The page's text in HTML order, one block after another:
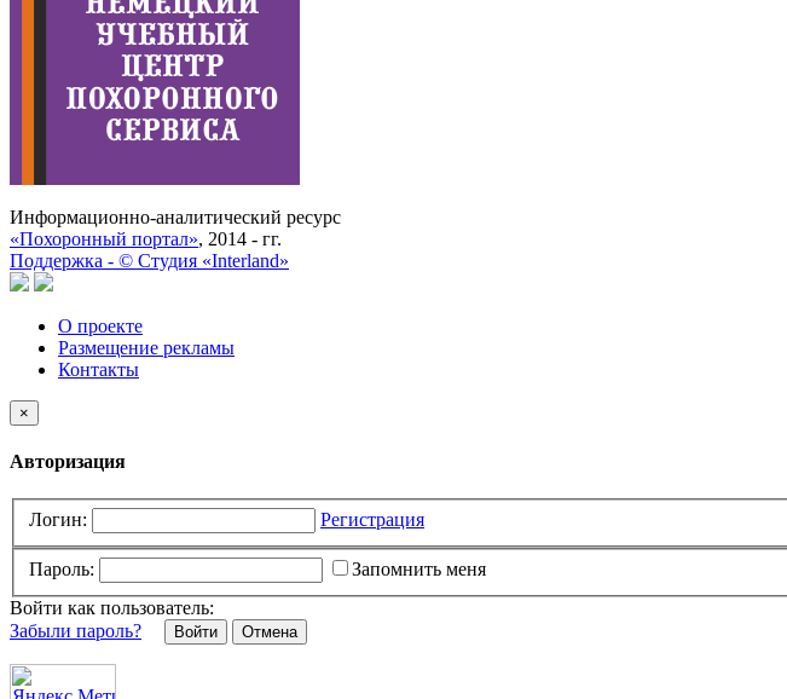
Информационно-аналитический ресурс
«Похоронный портал», 2014 - гг.
Поддержка - © Cтудия «Interland»
О проекте
Размещение рекламы
Контакты
×
Авторизация
Логин: Регистрация
Пароль:
Запомнить меня
Войти как пользователь:
Забыли пароль?
Отмена